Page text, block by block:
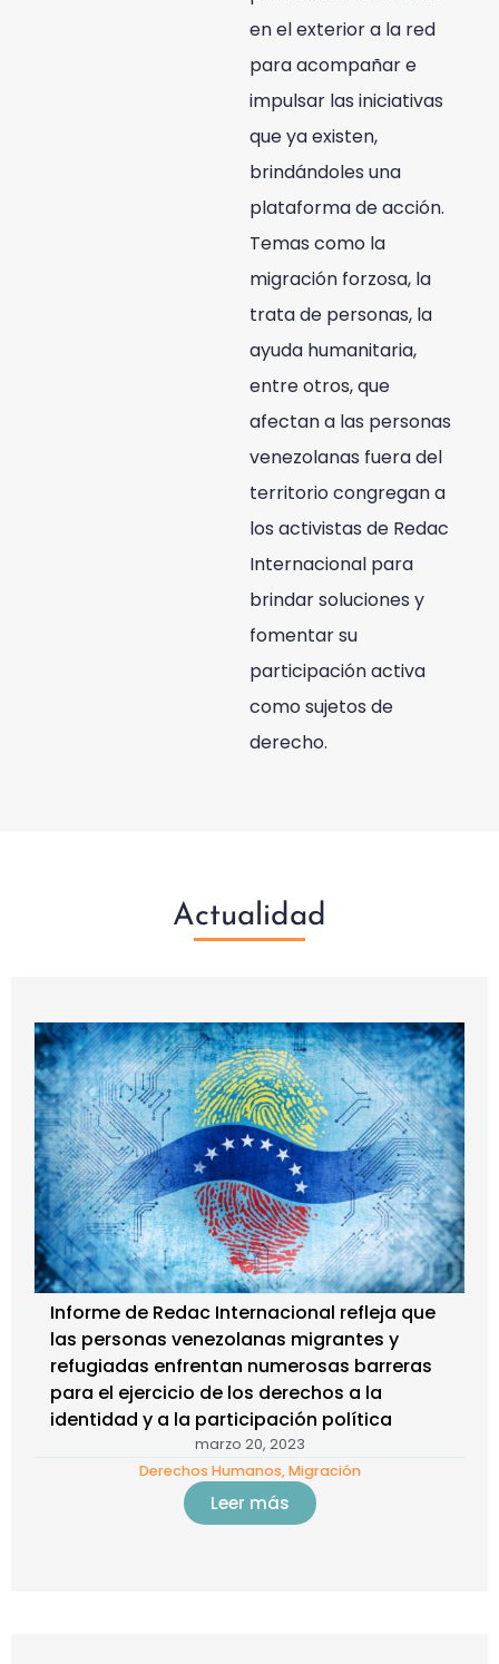
en el exterior a la red
para acompañar e
impulsar las iniciativas
que ya existen,
brindándoles una
plataforma de acción.
Temas como la
migración forzosa, la
trata de personas, la
ayuda humanitaria,
entre otros, que
afectan a las personas
venezolanas fuera del
territorio congregan a
los activistas de Redac
Internacional para
brindar soluciones y
fomentar su
participación activa
como sujetos de
derecho.
Actualidad
Informe de Redac Internacional refleja que
las personas venezolanas migrantes y
refugiadas enfrentan numerosas barreras
para el ejercicio de los derechos a la
identidad y a la participación política
marzo 20, 2023
Derechos Humanos,Migración
Leer más